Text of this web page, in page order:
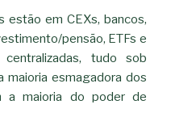
estão em CEXs, bancos,
pensão, ETFs e
tudo sob
esmagadora dos
a maioria do poder de